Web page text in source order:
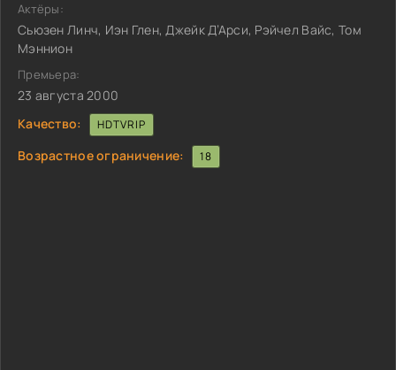
Актёры:
Сьюзен Линч, Иэн Глен, Джейк Д’Арси, Рэйчел Вайс, Том
Мэннион
Премьера:
23 августа 2000
Качество:
HDTVRIP
Возрастное ограничение: 18